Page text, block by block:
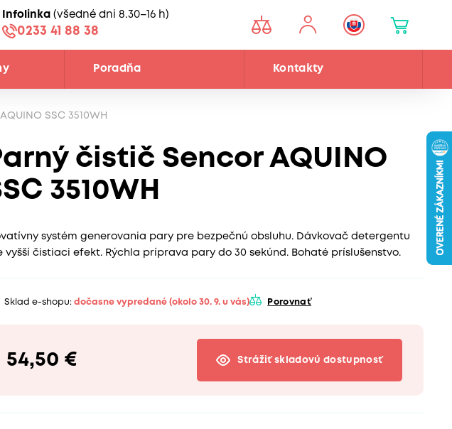
Infolinka (všedné dni 8.30–16 h)
0233 41 88 38
Poradňa Kontakty
SSC 3510WH
čistič Sencor AQUINO
3510WH
systém generovania pary pre bezpečnú obsluhu. Dávkovač detergentu
vyšší čistiaci efekt. Rýchla príprava pary do 30 sekúnd. Bohaté príslušenstvo.
Sklad e-shopu: dočasne vypredané (okolo 30. 9. u vás) Porovnať
54,50 € Strážiť skladovú dostupnosť